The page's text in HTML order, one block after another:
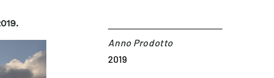
Anno Prodotto
2019